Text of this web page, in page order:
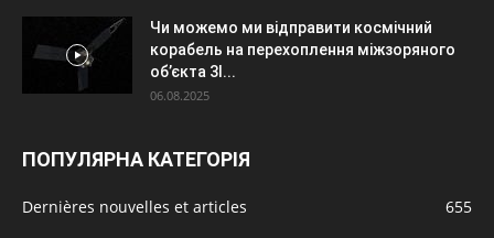
Чи можемо ми відправити космічний
корабель на перехоплення міжзоряного
об’єкта 3I...
06.08.2025
ПОПУЛЯРНА КАТЕГОРІЯ
Dernières nouvelles et articles 655